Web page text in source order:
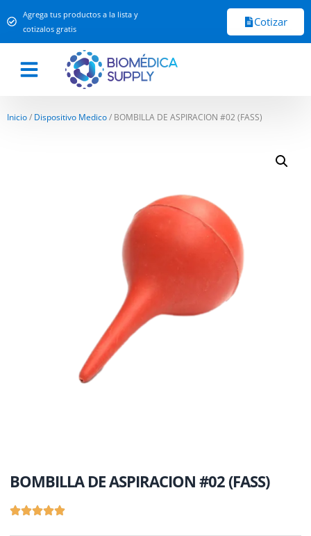
Agrega tus productos a la lista y
cotizalos gratis
Cotizar
Inicio/ Dispositivo Medico/ BOMBILLA DE ASPIRACION #02 (FASS)
BOMBILLA DE ASPIRACION #02 (FASS)